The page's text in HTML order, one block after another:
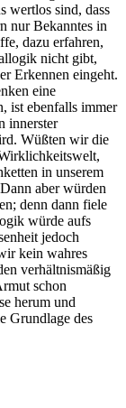
wertlos sind, dass
nur Bekanntes in
dazu erfahren,
nicht gibt,
Erkennen eingeht.
eine
ist ebenfalls immer
innerster
Wüßten wir die
in unserem
aber würden
denn dann fiele
würde aufs
jedoch
kein wahres
verhältnismäßig
schon
herum und
Grundlage des